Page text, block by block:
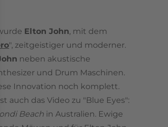
Elton John, mit dem
", zeitgeistiger und moderner.
neben akustische
und Drum Maschinen.
Innovation noch komplett.
auch das Video zu "Blue Eyes":
Beach in Australien. Ewige